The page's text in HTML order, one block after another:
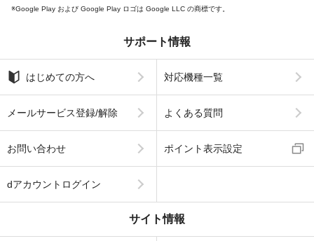
Google Play および Google Play ロゴは Google LLC の商標です。
サポート情報
はじめての方へ 対応機種一覧
メールサービス登録/解除 よくある質問
お問い合わせ ポイント表示設定
dアカウントログイン
サイト情報